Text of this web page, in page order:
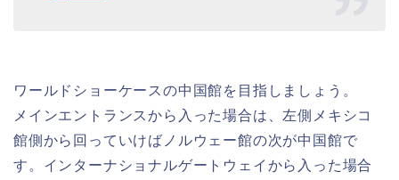
ワールドショーケースの中国館を目指しましょう。
メインエントランスから入った場合は、左側メキシコ
館側から回っていけばノルウェー館の次が中国館で
す。インターナショナルゲートウェイから入った場合